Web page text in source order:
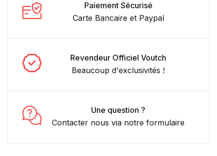
Paiement Sécurisé
Carte Bancaire et Paypal
Revendeur Officiel Voutch
Beaucoup d'exclusivités !
Une question ?
Contacter nous via notre formulaire